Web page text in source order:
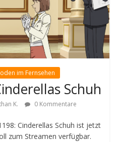
im Fernsehen
Schuh
K. 0 Kommentare
Cinderellas Schuh ist jetzt
zum Streamen verfügbar.